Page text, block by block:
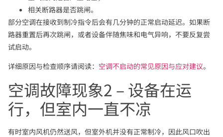
相关断路器是否跳闸。
部分空调在接收到制冷指令后会有几分钟的正常启动延迟。如果断
路器重置后再次跳闸，或者设备伴随焦味和电气异响，不要反复尝
试启动。
详细原因与检查顺序请阅读： 空调不启动的常见原因与应对建议。
空调故障现象2 – 设备在运
行，但室内一直不凉
有时室内风机仍然送风，但室外机并没有正常制冷，因此风口吹出